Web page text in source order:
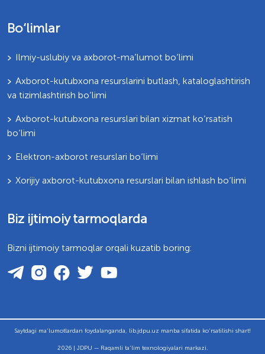
Bo‘limlar
Ilmiy-uslubiy va axborot-ma’lumot bo‘limi
Axborot-kutubxona resurslarini butlash, kataloglashtirish
va tizimlashtirish bo‘limi
Axborot-kutubxona resurslari bilan xizmat ko‘rsatish
bo‘limi
Elektron-axborot resurslari bo‘limi
Xorijiy axborot-kutubxona resurslari bilan ishlash bo‘limi
Biz ijtimoiy tarmoqlarda
Bizni ijtimoiy tarmoqlar orqali kuzatib boring:
Saytdagi ma'lumotlardan foydalanganda, lib.jdpu.uz manba sifatida ko'rsatilishi shart!
2026 | JDPU — Raqamli ta'lim texnologiyalari markazi.